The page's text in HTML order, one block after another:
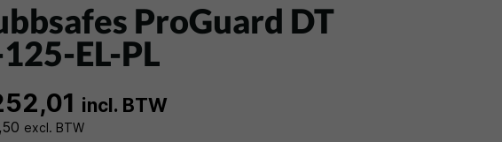
ProGuard DT
EL-PL
incl. BTW
excl. BTW